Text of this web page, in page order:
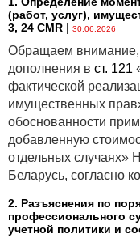
(работ, услуг),
3, 24 CMR | 30.06.2026
Обращаем внимание,
дополнения в ст. 121
фактической
имущественных
обоснованности
добавленную
отдельных случаях»
Беларусь, согласно
2. Разъяснения по
профессионального
учетной политики и